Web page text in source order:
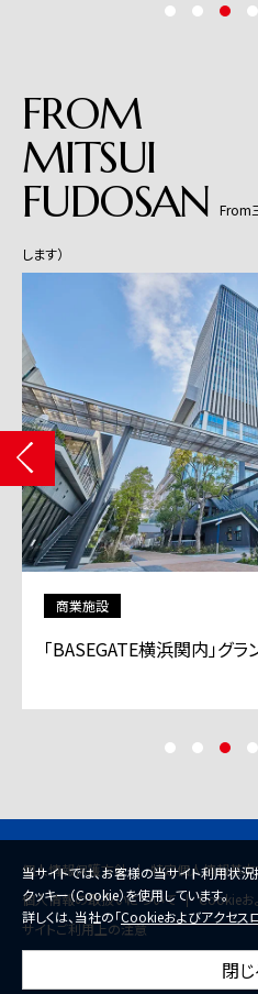
FROM
MITSUI
FUDOSAN From
します）
その他
三井不動産カレンダー「和が
個人情報保護方針
特定個人情報基
個人情報の取扱いについて
Cookieお
サイトご利用上の注意
当サイトでは、お客様の当サイト利用状況
クッキー（Cookie）を使用しています。
詳しくは、当社の「Cookieおよびアクセス
閉